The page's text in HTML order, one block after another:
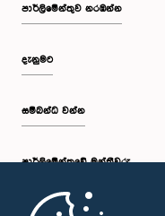
පාර්ලි‌මේන්තුව නරඹන්න
දැනුමට
සම්බන්ධ වන්න
පාර්ලි‌මේන්තුවේ මන්ත්‍රීවරු
මුල් පිටුව